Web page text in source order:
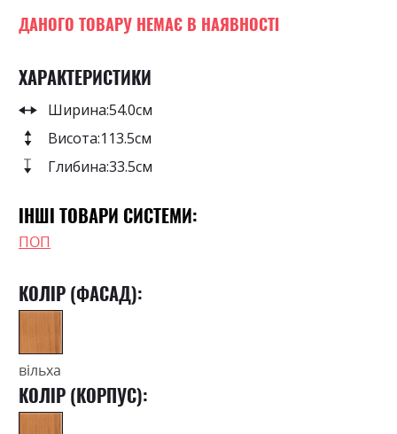
gallery
ДАНОГО ТОВАРУ НЕМАЄ В НАЯВНОСТІ
ХАРАКТЕРИСТИКИ
Ширина:54.0см
Висота:113.5см
Глибина:33.5см
ІНШІ ТОВАРИ СИСТЕМИ:
ПОП
КОЛІР (ФАСАД):
вільха
КОЛІР (КОРПУС):